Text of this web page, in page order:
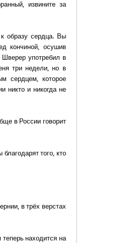
извините за
образу сердца. Вы
кончиной, осушив
употребил в
три недели, но в
сердцем, которое
никто и никогда не
в России говорит
того, кто
в трёх верстах
находится на